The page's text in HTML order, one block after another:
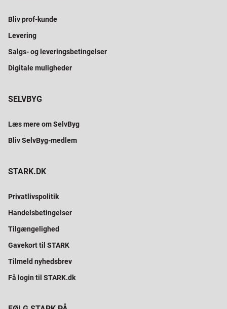
Bliv prof-kunde
Levering
Salgs- og leveringsbetingelser
Digitale muligheder
SELVBYG
Læs mere om SelvByg
Bliv SelvByg-medlem
STARK.DK
Privatlivspolitik
Handelsbetingelser
Tilgængelighed
Gavekort til STARK
Tilmeld nyhedsbrev
Få login til STARK.dk